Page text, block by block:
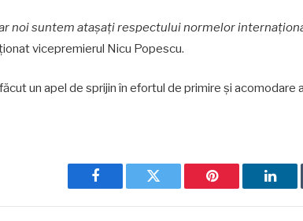
noi suntem atașați respectului normelor
vicepremierul Nicu Popescu.
un apel de sprijin în efortul de primire și acomodare
Facebook Twitter Pinterest